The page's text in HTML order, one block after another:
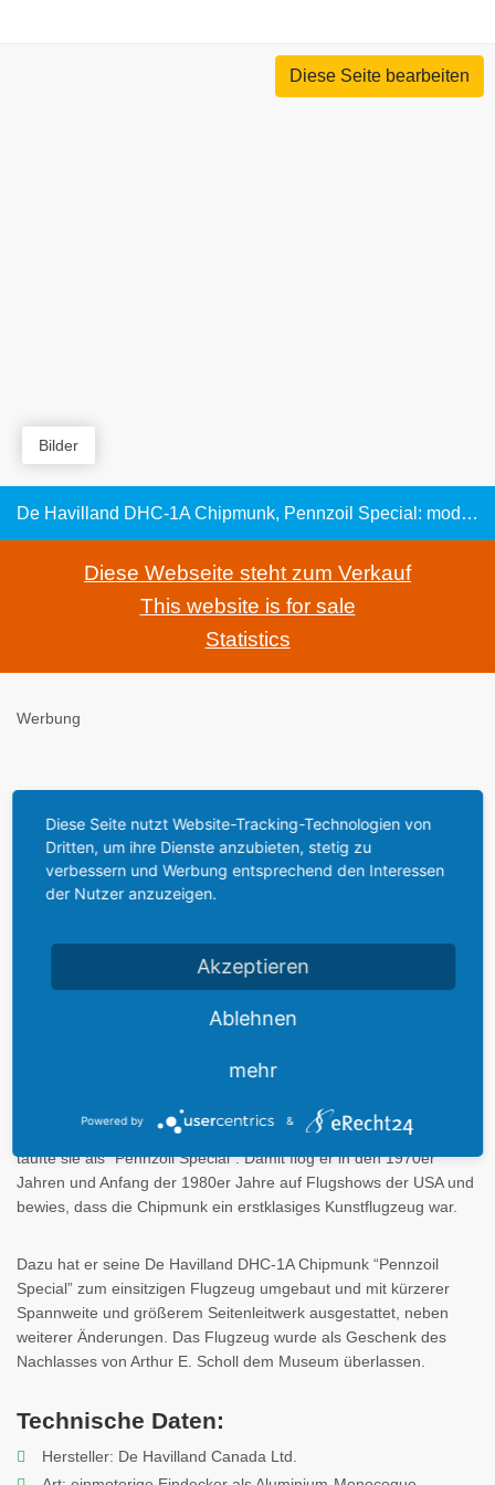
Diese Seite bearbeiten
Bilder
De Havilland DHC-1A Chipmunk, Pennzoil Special: modifizierte Rennversion des Trainingsflugzeugs
Diese Webseite steht zum Verkauf
This website is for sale
Statistics
Werbung
Flugzeuge und Hubschrauber imAir and Space
MuseumWashington D.C.- Smithsonian Institution -
Die de Havilland Canada DHC-1 Chipmunk („Streifenhörnchen“)
wurde ursprünglich als zweisitziges Standard-Schulflugzeug des
konzepiert. In dieser Rolle sollte sie die bewährte
Art Scholl kaufte die DHC-1A im Jahr 1968, modifizierte sie und
taufte sie als "Pennzoil Special". Damit flog er in den 1970er
Jahren und Anfang der 1980er Jahre auf Flugshows der USA und
bewies, dass die Chipmunk ein erstklasiges Kunstflugzeug war.
Dazu hat er seine De Havilland DHC-1A Chipmunk “Pennzoil
Special” zum einsitzigen Flugzeug umgebaut und mit kürzerer
Spannweite und größerem Seitenleitwerk ausgestattet, neben
weiterer Änderungen. Das Flugzeug wurde als Geschenk des
Nachlasses von Arthur E. Scholl dem Museum überlassen.
Technische Daten:
Hersteller: De Havilland Canada Ltd.
Diese Seite nutzt Website-Tracking-Technologien von
Dritten, um ihre Dienste anzubieten, stetig zu
verbessern und Werbung entsprechend den Interessen
der Nutzer anzuzeigen.
Akzeptieren
Ablehnen
mehr
Powered by &